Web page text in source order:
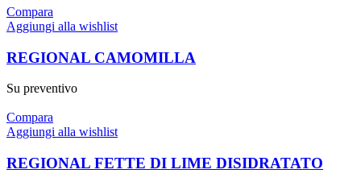
Compara
Aggiungi alla wishlist
REGIONAL CAMOMILLA
Su preventivo
Compara
Aggiungi alla wishlist
REGIONAL FETTE DI LIME DISIDRATATO